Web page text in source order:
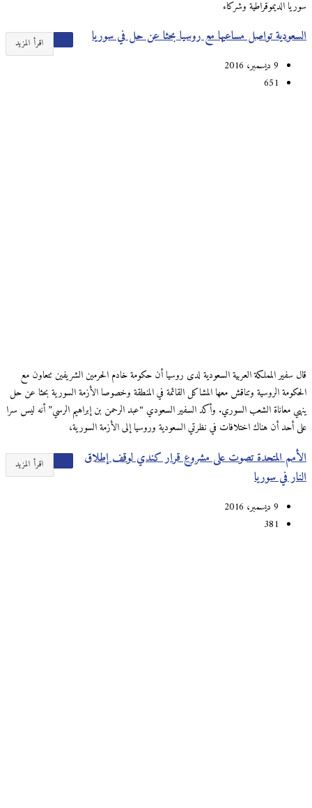
سوريا الديموقراطية وشركاء
اقرأ المزيد السعودية تواصل مساعيها مع روسيا بحثا عن حل في سوريا
651
قال سفير المملكة العربية السعودية لدى روسيا أن حكومة خادم الحرمين الشريفين تتعاون مع
الحكومة الروسية وتناقش معها المشاكل القائمة في المنطقة وخصوصا الأزمة السورية بحثا عن حل
ينهي معاناة الشعب السوري. وأكد السفير السعودي “عبد الرحمن بن إبراهيم الرسي” أنه ليس سرا
على أحد أن هناك اختلافات في نظرتي السعودية وروسيا إلى الأزمة السورية،
اقرأ المزيد
الأمم المتحدة تصوت على مشروع قرار كندي لوقف إطلاق
النار في سوريا
381